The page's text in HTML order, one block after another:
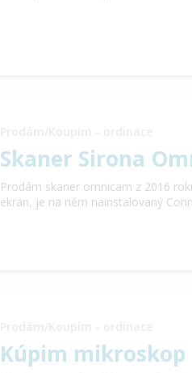
Skaner Sirona
Prodám skaner omnicam z 2016
ekran, je na něm nainstalovaný
Kúpim mikroskop